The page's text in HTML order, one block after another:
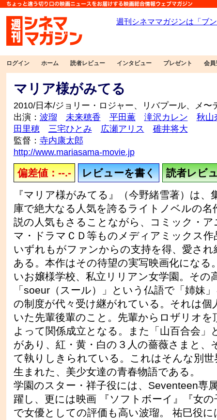
ログイン ホーム 読者レビュー インタビュー プレゼント 会員
マリア様がみてる
2010/日本/ジョリー・ロジャー、リバプール、メ〜
出演： 波瑠 未来穂香 平田薫 滝沢カレン
秋山
田里穂
三宅ひとみ 広瀬アリス
碓井将大
監督： 寺内康太郎
http://www.mariasama-movie.jp
偏差値：--.- レビューを書く
読者レビ
『マリア様がみてる』（今野緒雪著）は、
庫で絶大なる人気を誇るライトノベルの名
説の人気もさることながら、コミック・
マ・ドラマＣＤ等ものメディアミックス作
いずれもがファンからの支持を得、愛さ
ある。本作はその待望の実写映画化になる
いお嬢様学校、私立リリアン女学園。その
「soeur（スール）」という仏語で「姉妹
の制度が代々受け継がれている。それは個
いた先輩後輩のこと。先輩からロザリオを
よって関係成立となる。また「山百合会」
があり、紅・黄・白の３人の薔薇さまと、
て執りしきられている。これはそんな別
生まれた、美少女達の青春物語である。
学園のスター・祥子役には、Seventeen専
躍し、更には映画 『ソフトボーイ』『女
で女優としての評価も高い波瑠。 祐巳役